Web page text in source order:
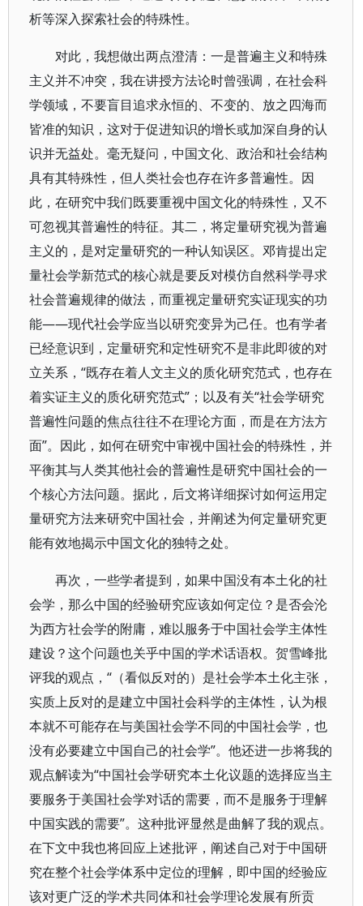
析等深入探索社会的特殊性。
对此，我想做出两点澄清：一是普遍主义和特殊
主义并不冲突，我在讲授方法论时曾强调，在社会科
学领域，不要盲目追求永恒的、不变的、放之四海而
皆准的知识，这对于促进知识的增长或加深自身的认
识并无益处。毫无疑问，中国文化、政治和社会结构
具有其特殊性，但人类社会也存在许多普遍性。因
此，在研究中我们既要重视中国文化的特殊性，又不
可忽视其普遍性的特征。其二，将定量研究视为普遍
主义的，是对定量研究的一种认知误区。邓肯提出定
量社会学新范式的核心就是要反对模仿自然科学寻求
社会普遍规律的做法，而重视定量研究实证现实的功
能——现代社会学应当以研究变异为己任。也有学者
已经意识到，定量研究和定性研究不是非此即彼的对
立关系，“既存在着人文主义的质化研究范式，也存在
着实证主义的质化研究范式”；以及有关“社会学研究
普遍性问题的焦点往往不在理论方面，而是在方法方
面”。因此，如何在研究中审视中国社会的特殊性，并
平衡其与人类其他社会的普遍性是研究中国社会的一
个核心方法问题。据此，后文将详细探讨如何运用定
量研究方法来研究中国社会，并阐述为何定量研究更
能有效地揭示中国文化的独特之处。
再次，一些学者提到，如果中国没有本土化的社
会学，那么中国的经验研究应该如何定位？是否会沦
为西方社会学的附庸，难以服务于中国社会学主体性
建设？这个问题也关乎中国的学术话语权。贺雪峰批
评我的观点，“（看似反对的）是社会学本土化主张，
实质上反对的是建立中国社会科学的主体性，认为根
本就不可能存在与美国社会学不同的中国社会学，也
没有必要建立中国自己的社会学”。他还进一步将我的
观点解读为“中国社会学研究本土化议题的选择应当主
要服务于美国社会学对话的需要，而不是服务于理解
中国实践的需要”。这种批评显然是曲解了我的观点。
在下文中我也将回应上述批评，阐述自己对于中国研
究在整个社会学体系中定位的理解，即中国的经验应
该对更广泛的学术共同体和社会学理论发展有所贡